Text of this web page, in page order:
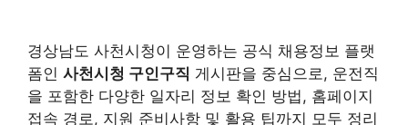
경상남도 사천시청이 운영하는 공식 채용정보 플랫
폼인 사천시청 구인구직 게시판을 중심으로, 운전직
을 포함한 다양한 일자리 정보 확인 방법, 홈페이지
접속 경로, 지원 준비사항 및 활용 팁까지 모두 정리